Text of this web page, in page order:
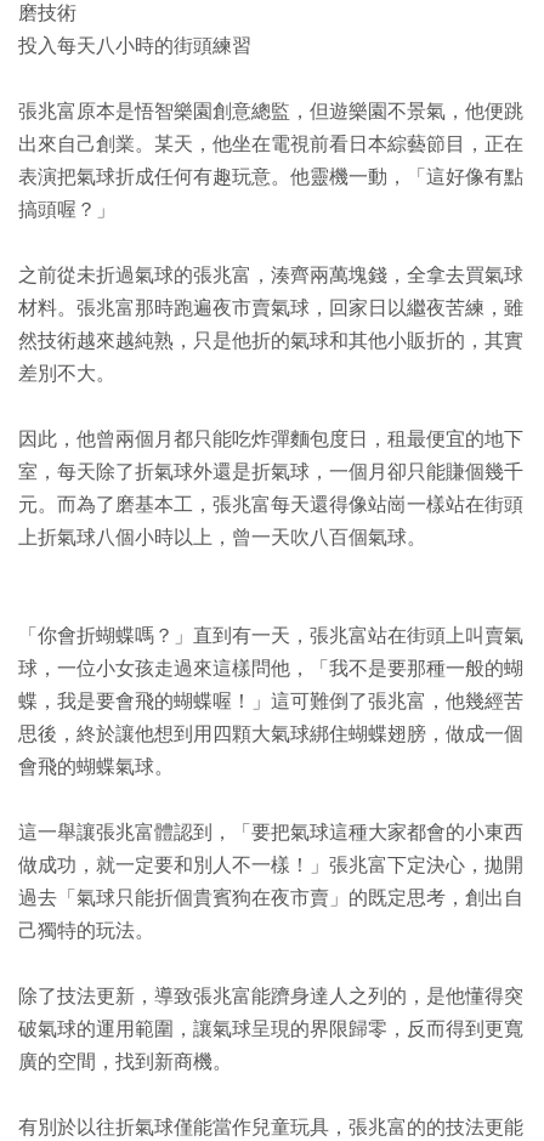
磨技術
投入每天八小時的街頭練習
張兆富原本是悟智樂園創意總監，但遊樂園不景氣，他便跳
出來自己創業。某天，他坐在電視前看日本綜藝節目，正在
表演把氣球折成任何有趣玩意。他靈機一動，「這好像有點
搞頭喔？」
之前從未折過氣球的張兆富，湊齊兩萬塊錢，全拿去買氣球
材料。張兆富那時跑遍夜市賣氣球，回家日以繼夜苦練，雖
然技術越來越純熟，只是他折的氣球和其他小販折的，其實
差別不大。
因此，他曾兩個月都只能吃炸彈麵包度日，租最便宜的地下
室，每天除了折氣球外還是折氣球，一個月卻只能賺個幾千
元。而為了磨基本工，張兆富每天還得像站崗一樣站在街頭
上折氣球八個小時以上，曾一天吹八百個氣球。
「你會折蝴蝶嗎？」直到有一天，張兆富站在街頭上叫賣氣
球，一位小女孩走過來這樣問他，「我不是要那種一般的蝴
蝶，我是要會飛的蝴蝶喔！」這可難倒了張兆富，他幾經苦
思後，終於讓他想到用四顆大氣球綁住蝴蝶翅膀，做成一個
會飛的蝴蝶氣球。
這一舉讓張兆富體認到，「要把氣球這種大家都會的小東西
做成功，就一定要和別人不一樣！」張兆富下定決心，拋開
過去「氣球只能折個貴賓狗在夜市賣」的既定思考，創出自
己獨特的玩法。
除了技法更新，導致張兆富能躋身達人之列的，是他懂得突
破氣球的運用範圍，讓氣球呈現的界限歸零，反而得到更寬
廣的空間，找到新商機。
有別於以往折氣球僅能當作兒童玩具，張兆富的的技法更能